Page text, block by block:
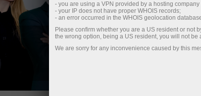
InstaForex TV
- you are using a VPN provided by a hosting
- your IP does not have proper WHOIS records;
- an error occurred in the WHOIS geolocation
Please confirm whether you are a US resident or not
the wrong option, being a US resident, you will not
We are sorry for any inconvenience caused by this